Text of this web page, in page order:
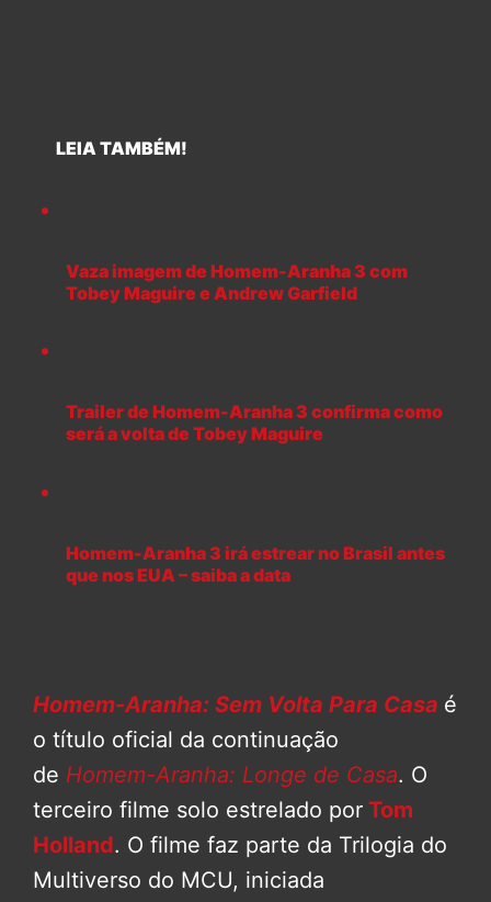
LEIA TAMBÉM!
Vaza imagem de Homem-Aranha 3 com
Tobey Maguire e Andrew Garfield
Trailer de Homem-Aranha 3 confirma como
será a volta de Tobey Maguire
Homem-Aranha 3 irá estrear no Brasil antes
que nos EUA – saiba a data
Homem-Aranha: Sem Volta Para Casa é
o título oficial da continuação
de Homem-Aranha: Longe de Casa. O
terceiro filme solo estrelado por Tom
Holland. O filme faz parte da Trilogia do
Multiverso do MCU, iniciada